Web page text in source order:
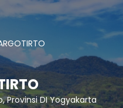
Provinsi DI Yogyakarta